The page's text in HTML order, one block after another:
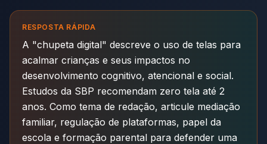
RESPOSTA RÁPIDA
A "chupeta digital" descreve o uso de telas para
acalmar crianças e seus impactos no
desenvolvimento cognitivo, atencional e social.
Estudos da SBP recomendam zero tela até 2
anos. Como tema de redação, articule mediação
familiar, regulação de plataformas, papel da
escola e formação parental para defender uma